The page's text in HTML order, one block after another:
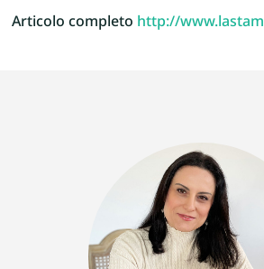
Articolo completohttp://